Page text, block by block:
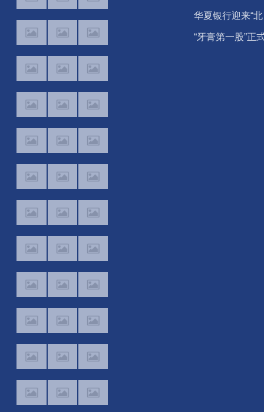
发布Office Agent
报告，百度文库
华夏银行迎来“北
银系”高管密集补
“牙膏第一股”正